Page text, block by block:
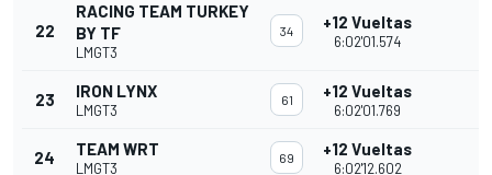
22
RACING TEAM TURKEY
BY TF
LMGT3
34 +12 Vueltas
6:02'01.574
23 IRON LYNX
LMGT3
61 +12 Vueltas
6:02'01.769
24 TEAM WRT
LMGT3
69 +12 Vueltas
6:02'12.602